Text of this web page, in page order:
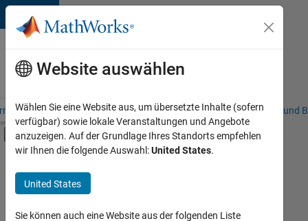
Weiter zum Inhalt
Karriere
bei
MathWorks
– Übersicht Stellensuche Niederlassungen Studierende und
Umschaltung für Off-Canvas-
Hauptinhalt
Information Technology
Commercial Sales
Customer Support
+8
Website auswählen
Wählen Sie eine Website aus, um übersetzte Inhalte (sofern
verfügbar) sowie lokale Veranstaltungen und Angebote
anzuzeigen. Auf der Grundlage Ihres Standorts empfehlen
wir Ihnen die folgende Auswahl:United States.
United States
Sie können auch eine Website aus der folgenden Liste